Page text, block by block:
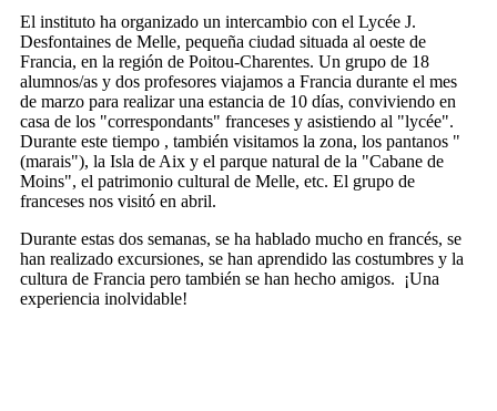
El instituto ha organizado un intercambio con el Lycée J.
Desfontaines de Melle, pequeña ciudad situada al oeste de
Francia, en la región de Poitou-Charentes. Un grupo de 18
alumnos/as y dos profesores viajamos a Francia durante el mes
de marzo para realizar una estancia de 10 días, conviviendo en
casa de los "correspondants" franceses y asistiendo al "lycée".
Durante este tiempo , también visitamos la zona, los pantanos "
(marais"), la Isla de Aix y el parque natural de la "Cabane de
Moins", el patrimonio cultural de Melle, etc. El grupo de
franceses nos visitó en abril.
Durante estas dos semanas, se ha hablado mucho en francés, se
han realizado excursiones, se han aprendido las costumbres y la
cultura de Francia pero también se han hecho amigos. ¡Una
experiencia inolvidable!